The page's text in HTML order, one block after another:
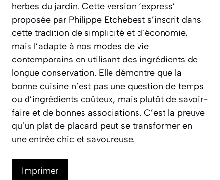
herbes du jardin. Cette version ‘express’
proposée par Philippe Etchebest s’inscrit dans
cette tradition de simplicité et d’économie,
mais l’adapte à nos modes de vie
contemporains en utilisant des ingrédients de
longue conservation. Elle démontre que la
bonne cuisine n’est pas une question de temps
ou d’ingrédients coûteux, mais plutôt de savoir-
faire et de bonnes associations. C’est la preuve
qu’un plat de placard peut se transformer en
une entrée chic et savoureuse.
Imprimer